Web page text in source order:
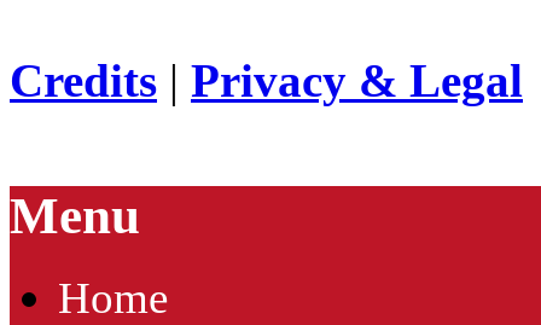
Credits | Privacy & Legal
Menu
Home